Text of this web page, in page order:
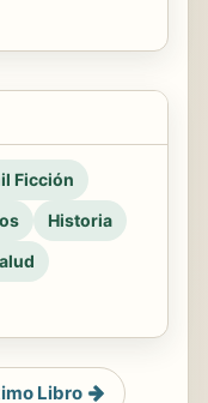
Ficción
Historia
Libro